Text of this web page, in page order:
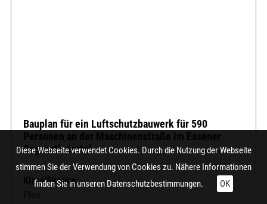
Bauplan für ein Luftschutzbauwerk für 590
Personen an der Maschinenstraße im Essener
Segerothviertel
Klassifikation:
Diese Webseite verwendet Cookies. Durch die Nutzung der Webseite
stimmen Sie der Verwendung von Cookies zu. Nähere Informationen
finden Sie in unseren Datenschutzbestimmungen. OK